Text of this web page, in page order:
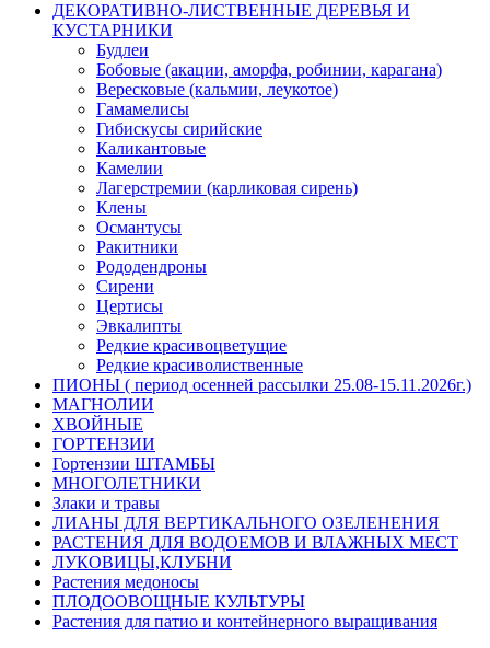
ДЕКОРАТИВНО-ЛИСТВЕННЫЕ ДЕРЕВЬЯ И
КУСТАРНИКИ
Будлеи
Бобовые (акации, аморфа, робинии, карагана)
Вересковые (кальмии, леукотое)
Гамамелисы
Гибискусы сирийские
Каликантовые
Камелии
Лагерстремии (карликовая сирень)
Клены
Османтусы
Ракитники
Рододендроны
Сирени
Цертисы
Эвкалипты
Редкие красивоцветущие
Редкие красиволиственные
ПИОНЫ ( период осенней рассылки 25.08-15.11.2026г.)
МАГНОЛИИ
ХВОЙНЫЕ
ГОРТЕНЗИИ
Гортензии ШТАМБЫ
МНОГОЛЕТНИКИ
Злаки и травы
ЛИАНЫ ДЛЯ ВЕРТИКАЛЬНОГО ОЗЕЛЕНЕНИЯ
РАСТЕНИЯ ДЛЯ ВОДОЕМОВ И ВЛАЖНЫХ МЕСТ
ЛУКОВИЦЫ,КЛУБНИ
Растения медоносы
ПЛОДООВОЩНЫЕ КУЛЬТУРЫ
Растения для патио и контейнерного выращивания